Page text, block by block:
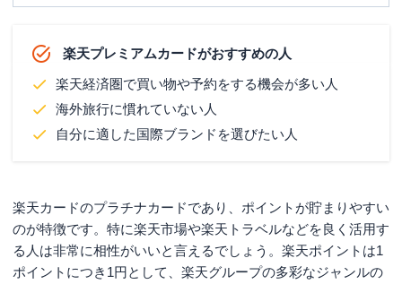
・パスポート（日本政府発行）
楽天プレミアムカードがおすすめの人
楽天経済圏で買い物や予約をする機会が多い人
海外旅行に慣れていない人
自分に適した国際ブランドを選びたい人
楽天カードのプラチナカードであり、ポイントが貯まりやすい
のが特徴です。特に楽天市場や楽天トラベルなどを良く活用す
る人は非常に相性がいいと言えるでしょう。楽天ポイントは1
ポイントにつき1円として、楽天グループの多彩なジャンルの